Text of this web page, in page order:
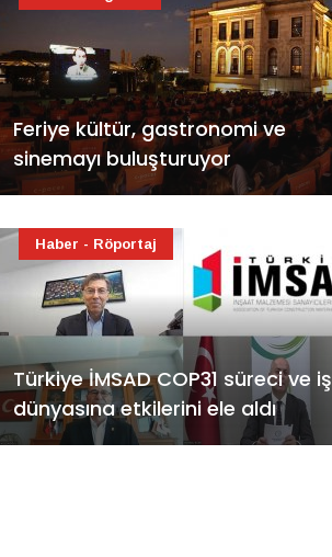
Feriye kültür, gastronomi ve
sinemayı buluşturuyor
Türkiye İMSAD COP31 süreci ve iş
dünyasına etkilerini ele aldı
Haber - Röportaj